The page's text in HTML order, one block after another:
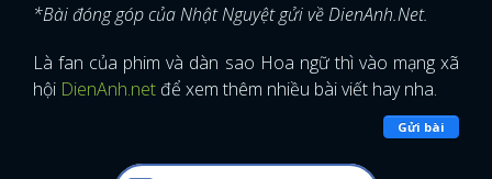
*Bài đóng góp của Nhật Nguyệt gửi về DienAnh.Net.
Là fan của phim và dàn sao Hoa ngữ thì vào mạng xã
hội DienAnh.net để xem thêm nhiều bài viết hay nha.
Gửi bài